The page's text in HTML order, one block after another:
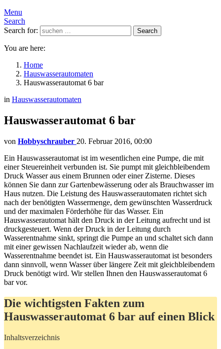
Menu
Search
Search for:
Search
You are here:
Home
Hauswasserautomaten
Hauswasserautomat 6 bar
in Hauswasserautomaten
Hauswasserautomat 6 bar
von Hobbyschrauber 20. Februar 2016, 00:00
Ein Hauswasserautomat ist im wesentlichen eine Pumpe, die mit
einer Steuereinheit verbunden ist. Sie pumpt mit gleichbleibendem
Druck Wasser aus einem Brunnen oder einer Zisterne. Dieses
können Sie dann zur Gartenbewässerung oder als Brauchwasser im
Haus nutzen. Die Leistung des Hauswasserautomaten richtet sich
nach der benötigten Wassermenge, dem gewünschten Wasserdruck
und der maximalen Förderhöhe für das Wasser. Ein
Hauswasserautomat hält den Druck in der Leitung aufrecht und ist
druckgesteuert. Wenn der Druck in der Leitung durch
Wasserentnahme sinkt, springt die Pumpe an und schaltet sich dann
mit einer gewissen Nachlaufzeit wieder ab, wenn die
Wasserentnahme beendet ist. Ein Hauswasserautomat ist besonders
dann sinnvoll, wenn Wasser über längere Zeit mit gleichbleibendem
Druck benötigt wird. Wir stellen Ihnen den Hauswasserautomat 6
bar vor.
Die wichtigsten Fakten zum
Hauswasserautomat 6 bar auf einen Blick
Inhaltsverzeichnis